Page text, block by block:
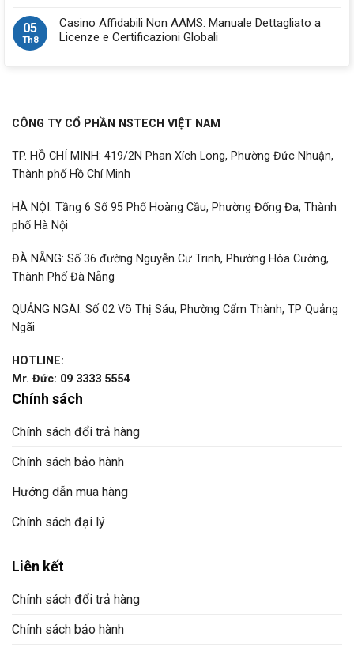
05
Th8
Casino Affidabili Non AAMS: Manuale Dettagliato a
Licenze e Certificazioni Globali
CÔNG TY CỔ PHẦN NSTECH VIỆT NAM
TP. HỒ CHÍ MINH: 419/2N Phan Xích Long, Phường Đức Nhuận,
Thành phố Hồ Chí Minh
HÀ NỘI: Tầng 6 Số 95 Phố Hoàng Cầu, Phường Đống Đa, Thành
phố Hà Nội
ĐÀ NẴNG: Số 36 đường Nguyễn Cư Trinh, Phường Hòa Cường,
Thành Phố Đà Nẵng
QUẢNG NGÃI: Số 02 Võ Thị Sáu, Phường Cẩm Thành, TP Quảng
Ngãi
HOTLINE:
Mr. Đức: 09 3333 5554
Chính sách
Chính sách đổi trả hàng
Chính sách bảo hành
Hướng dẫn mua hàng
Chính sách đại lý
Liên kết
Chính sách đổi trả hàng
Chính sách bảo hành